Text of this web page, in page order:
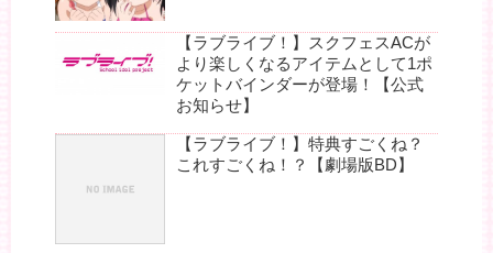
【ラブライブ！】スクフェスACが
より楽しくなるアイテムとして1ポ
ケットバインダーが登場！【公式
お知らせ】
【ラブライブ！】特典すごくね？
これすごくね！？【劇場版BD】